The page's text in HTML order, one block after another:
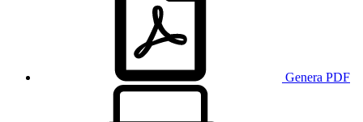
Genera PDF